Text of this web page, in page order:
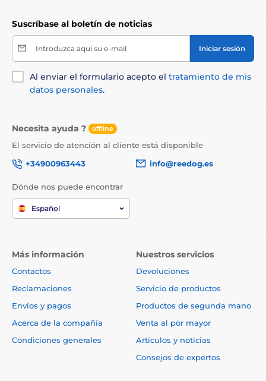
Suscríbase al boletín de noticias
Introduzca aquí su e-mail Iniciar sesión
Al enviar el formulario acepto el tratamiento de mis
datos personales.
Necesita ayuda ? offline
El servicio de atención al cliente está disponible
+34900963443
info@reedog.es
Dónde nos puede encontrar
Español
Más información
Contactos
Reclamaciones
Envíos y pagos
Acerca de la compañía
Condiciones generales
Nuestros servicios
Devoluciones
Servicio de productos
Productos de segunda mano
Venta al por mayor
Artículos y noticias
Consejos de expertos